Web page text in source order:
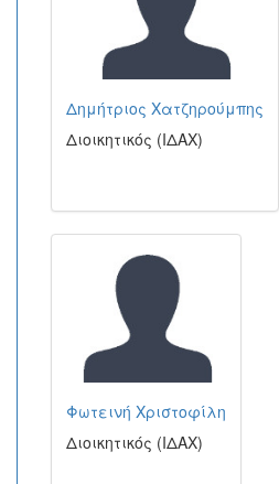
Δημήτριος Χατζηρούμπης
Διοικητικός (ΙΔΑΧ)
Φωτεινή Χριστοφίλη
Διοικητικός (ΙΔΑΧ)